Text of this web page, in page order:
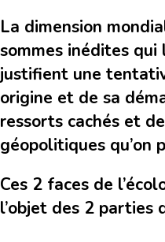
La dimension
sommes inédites qui
justifient une
origine et de sa
ressorts cachés et
géopolitiques qu’on
Ces 2 faces de
l’objet des 2 parties